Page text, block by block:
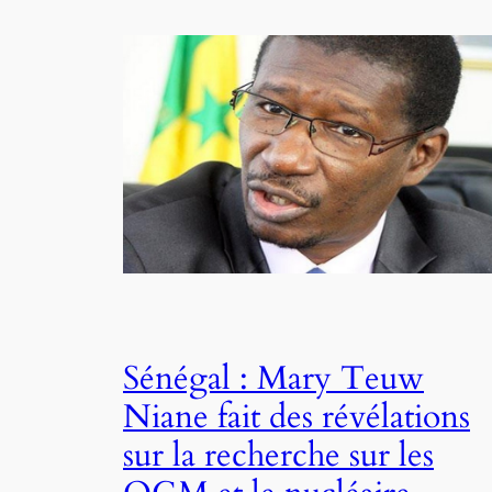
Sénégal : Mary Teuw
Niane fait des révélations
sur la recherche sur les